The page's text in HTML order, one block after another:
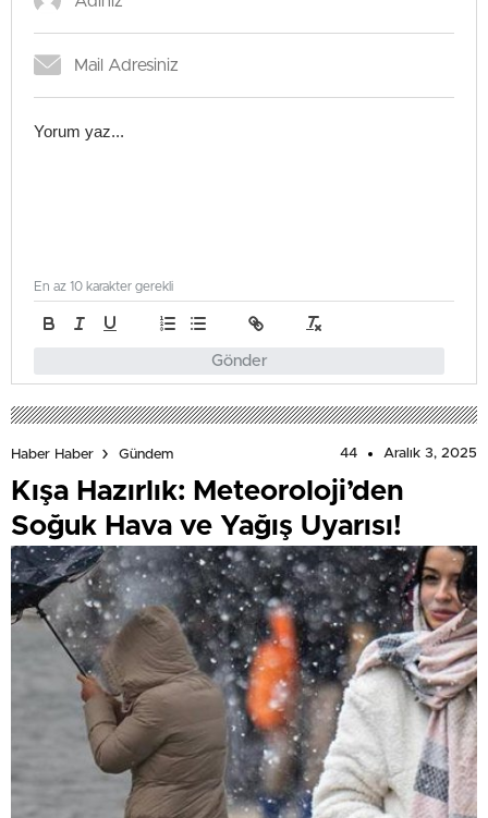
Gönder
En az 10 karakter gerekli
Haber Haber Gündem 44 Aralık 3, 2025
Kışa Hazırlık: Meteoroloji’den
Soğuk Hava ve Yağış Uyarısı!